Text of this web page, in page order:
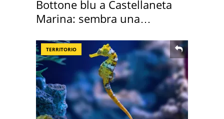
Bottone blu a Castellaneta
Marina: sembra una
TERRITORIO